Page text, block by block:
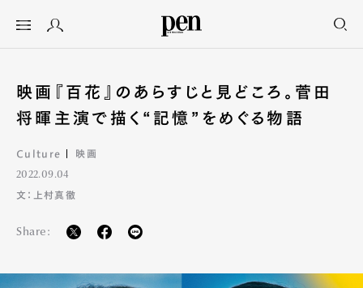
映画『百花』のあらすじと見どころ。菅田
将暉主演で描く“記憶”をめぐる物語
Culture 映画
2022.09.04
文：上村真徹
Share: